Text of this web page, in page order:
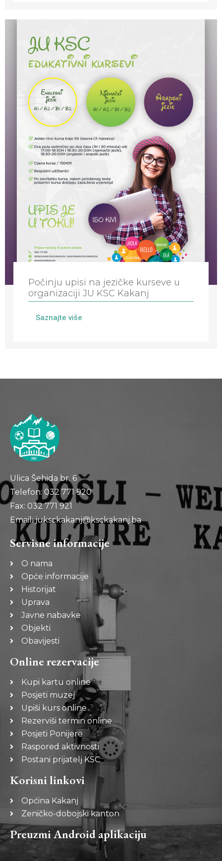
Počinju upisi na jezičke kurseve u
organizaciji JU KSC Kakanj
Saznajte više
Ulica Šehida br. 6
Telefon: 032 771 920
Fax: 032 771 921
Email: juksckakanj@ksckakanj.ba
Servisne informacije
O nama
Opće informacije
Historijat
Uprava
Javne nabavke
Objekti
Obavijesti
Online rezervacije
Kupi kartu online
Posjeti muzej
Upiši kurs online
Rezerviši termin online
Posjeti Ponijere
Raspored aktivnosti
Postani prijatelj KSC
Korisni linkovi
Općina Kakanj
Zeničko-dobojski kanton
Preuzmi Android aplikaciju